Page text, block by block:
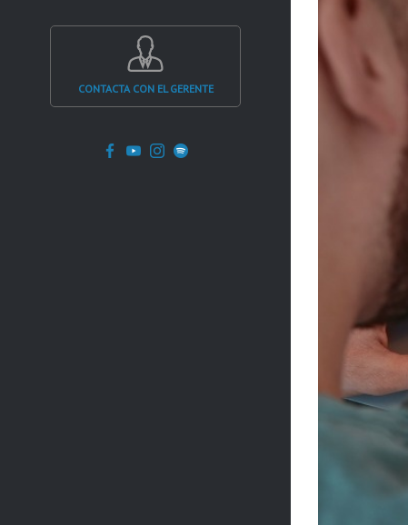
CONTACTA CON EL GERENTE
Facebook
YouTube
Instagram
Spotify